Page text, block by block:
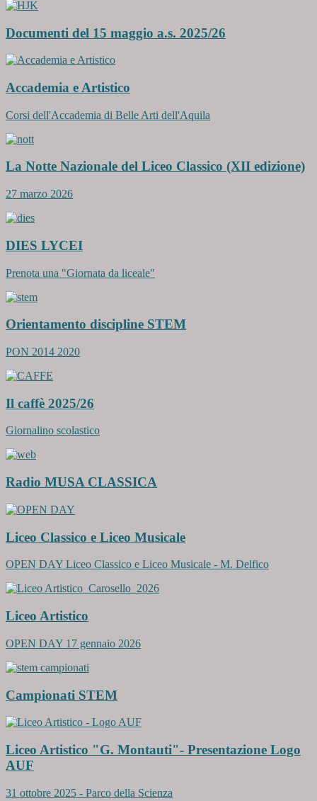
Documenti del 15 maggio a.s. 2025/26
Accademia e Artistico
Corsi dell'Accademia di Belle Arti dell'Aquila
La Notte Nazionale del Liceo Classico (XII edizione)
27 marzo 2026
DIES LYCEI
Prenota una "Giornata da liceale"
Orientamento discipline STEM
PON 2014 2020
Il caffè 2025/26
Giornalino scolastico
Radio MUSA CLASSICA
Liceo Classico e Liceo Musicale
OPEN DAY Liceo Classico e Liceo Musicale - M. Delfico
Liceo Artistico
OPEN DAY 17 gennaio 2026
Campionati STEM
Liceo Artistico "G. Montauti"- Presentazione Logo
AUF
31 ottobre 2025 - Parco della Scienza